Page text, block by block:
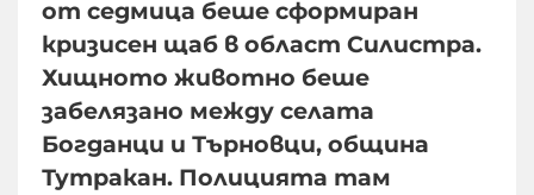
от седмица беше сформиран
кризисен щаб в област Силистра.
Хищното животно беше
забелязано между селата
Богданци и Търновци, община
Тутракан. Полицията там